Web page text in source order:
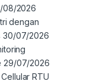
08/2026
dengan
30/07/2026
29/07/2026
RTU